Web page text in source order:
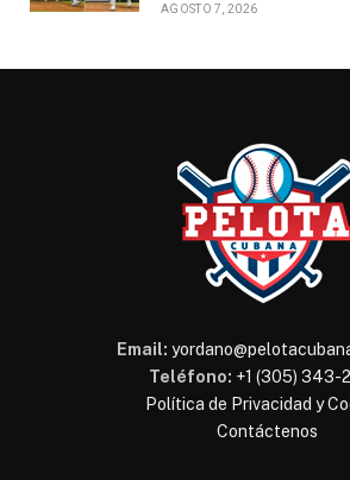
AGOSTO 7, 2026
Email:
Teléfono: +1 (305) 343-
Política de Privacidad y
Contáctenos